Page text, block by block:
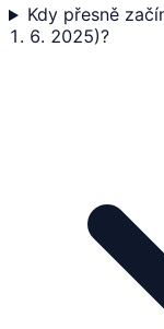
Kdy přesně
1. 6. 2025)?